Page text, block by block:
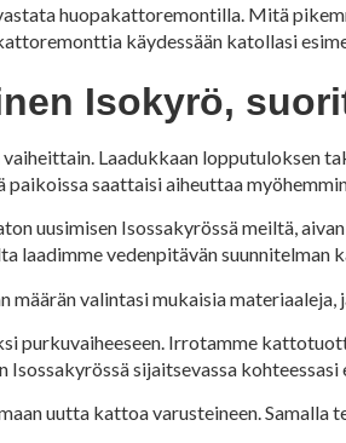
huopakattoremontilla. Mitä
käydessään katollasi
Isokyrö,
Laadukkaan lopputuloksen
saattaisi aiheuttaa
uusimisen Isossakyrössä meiltä,
laadimme vedenpitävän suunnitelman
määrän valintasi mukaisia
purkuvaiheeseen. Irrotamme
Isossakyrössä sijaitsevassa
uutta kattoa varusteineen.